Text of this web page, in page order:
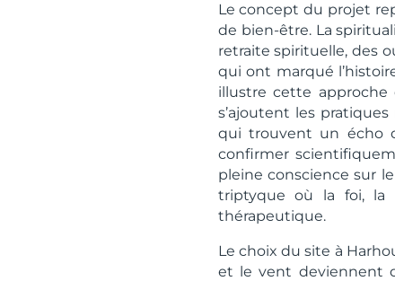
Le concept du projet
de bien-être. La
retraite spirituelle, des
qui ont marqué
illustre cette approche
s’ajoutent les
qui trouvent un écho
confirmer
pleine conscience sur
triptyque où la foi, la
thérapeutique.
Le choix du site à
et le vent deviennent